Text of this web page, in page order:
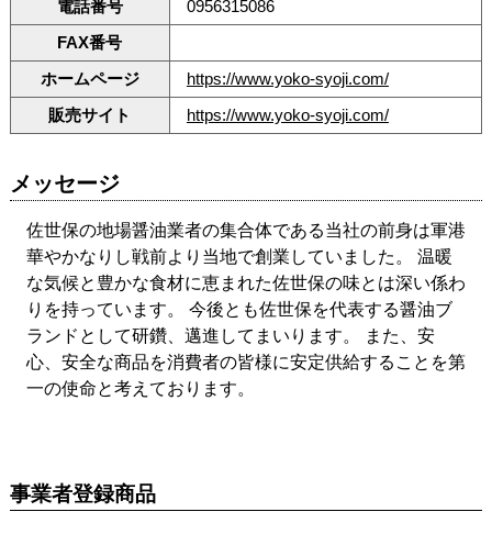
電話番号
0956315086
FAX番号
ホームページ
https://www.yoko-syoji.com/
販売サイト
https://www.yoko-syoji.com/
メッセージ
佐世保の地場醤油業者の集合体である当社の前身は軍港
華やかなりし戦前より当地で創業していました。 温暖
な気候と豊かな食材に恵まれた佐世保の味とは深い係わ
りを持っています。 今後とも佐世保を代表する醤油ブ
ランドとして研鑽、邁進してまいります。 また、安
心、安全な商品を消費者の皆様に安定供給することを第
一の使命と考えております。
事業者登録商品